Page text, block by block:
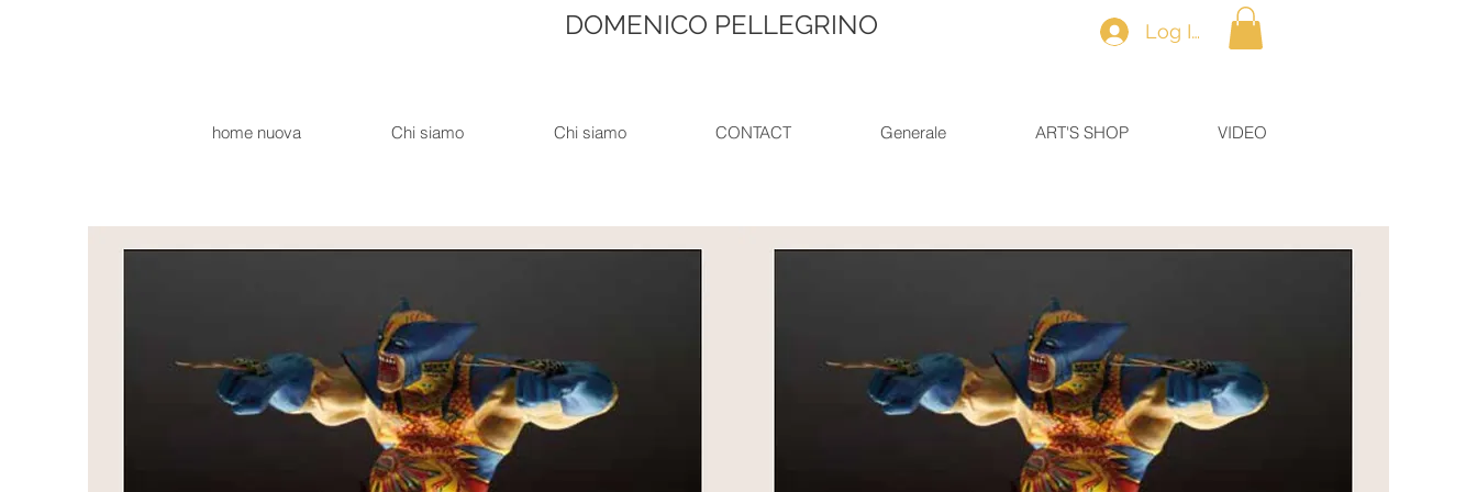
Log In
DOMENICO PELLEGRINO
home nuova Chi siamo Chi siamo CONTACT Generale ART'S SHOP VIDEO